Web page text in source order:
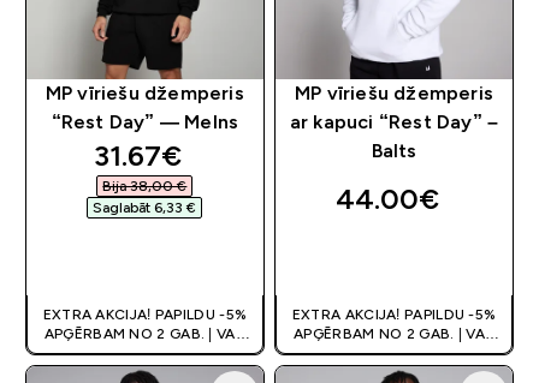
MP vīriešu džemperis
“Rest Day” — Melns
discounted price
31.67€‎
Bija 38,00 €‎
Saglabāt 6,33 €‎
EXTRA AKCIJA! PAPILDU -5%
APĢĒRBAM NO 2 GAB. | VAR
APVIENOT AR KUPONU
MP vīriešu džemperis
ar kapuci “Rest Day” –
Balts
44.00€‎
EXTRA AKCIJA! PAPILDU -5%
APĢĒRBAM NO 2 GAB. | VAR
APVIENOT AR KUPONU